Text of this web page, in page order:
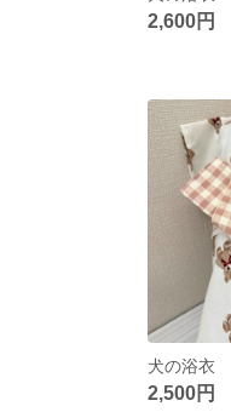
2,600円
2,500円